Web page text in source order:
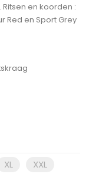
en koorden :
Red en Sport Grey
XL
XXL